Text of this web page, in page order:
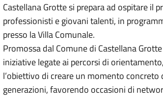
Castellana Grotte si prepara ad ospitare il
professionisti e giovani talenti, in
presso la Villa Comunale.
Promossa dal Comune di Castellana
iniziative legate ai percorsi di
l’obiettivo di creare un momento
generazioni, favorendo occasioni di